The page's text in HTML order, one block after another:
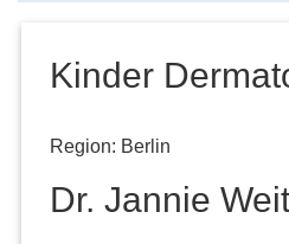
Kinder
Region: Berlin
Dr. Jannie